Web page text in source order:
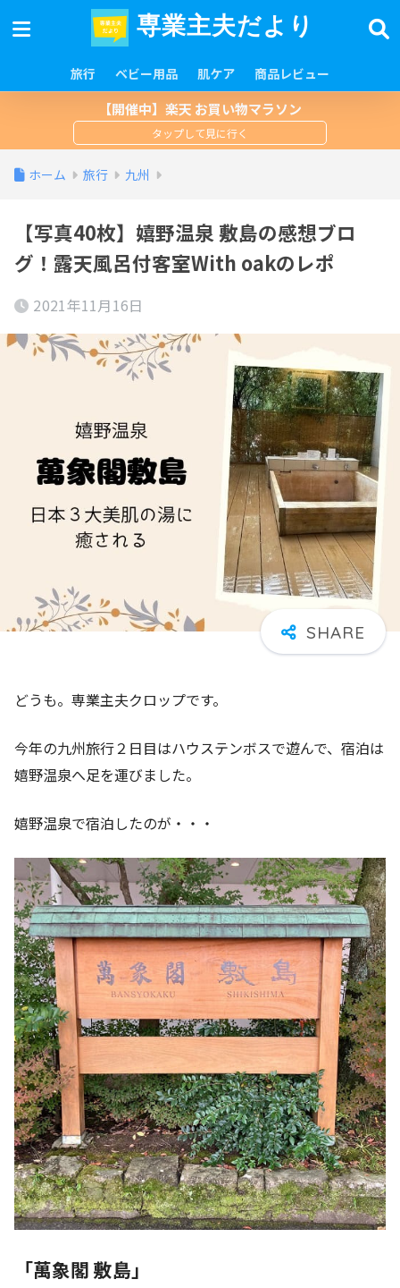
専業主夫だより
旅行 ベビー用品 肌ケア 商品レビュー
【開催中】楽天 お買い物マラソン
ホーム 旅行 九州
【写真40枚】嬉野温泉 敷島の感想ブロ
グ！露天風呂付客室With oakのレポ
2021年11月16日
どうも。専業主夫クロップです。
今年の九州旅行２日目はハウステンボスで遊んで、宿泊は
嬉野温泉へ足を運びました。
嬉野温泉で宿泊したのが・・・
「萬象閣 敷島」